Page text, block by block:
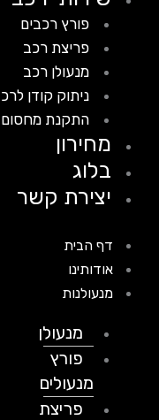
פורץ רכבים
פריצת רכב
מנעולן רכב
ניתוק קודן לרכב
התקנת מחסום חניה
מחירון
בלוג
יצירת קשר
דף הבית
אודותינו
מנעולנות
מנעולן
פורץ
מנעולים
פריצת